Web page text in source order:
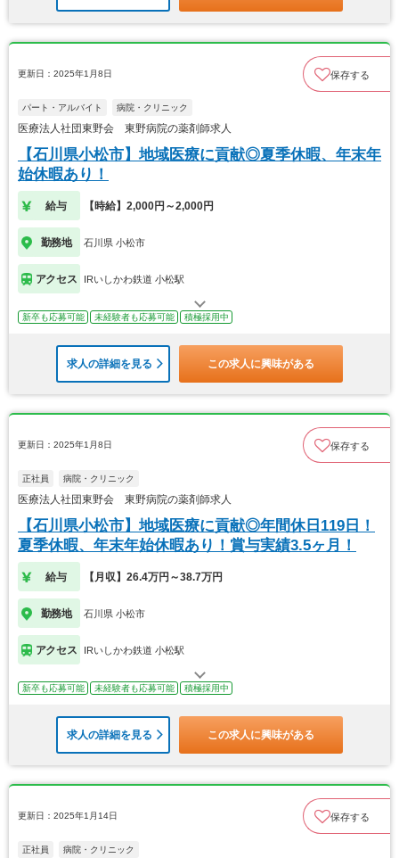
更新日：2025年1月8日 保存する
パート・アルバイト 病院・クリニック
医療法人社団東野会 東野病院の薬剤師求人
【石川県小松市】地域医療に貢献◎夏季休暇、年末年
始休暇あり！
給与 【時給】2,000円～2,000円
勤務地 石川県 小松市
アクセス IRいしかわ鉄道 小松駅
新卒も応募可能 未経験者も応募可能 積極採用中
求人の詳細を見る この求人に興味がある
更新日：2025年1月8日 保存する
正社員 病院・クリニック
医療法人社団東野会 東野病院の薬剤師求人
【石川県小松市】地域医療に貢献◎年間休日119日！
夏季休暇、年末年始休暇あり！賞与実績3.5ヶ月！
給与 【月収】26.4万円～38.7万円
勤務地 石川県 小松市
アクセス IRいしかわ鉄道 小松駅
新卒も応募可能 未経験者も応募可能 積極採用中
求人の詳細を見る この求人に興味がある
更新日：2025年1月14日 保存する
正社員 病院・クリニック